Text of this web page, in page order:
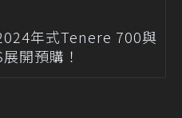
年式Tenere 700與
開預購！